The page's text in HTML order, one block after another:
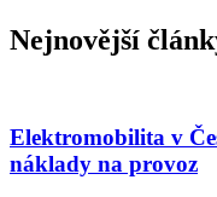
Nejnovější
Elektromobilita v
náklady na provoz